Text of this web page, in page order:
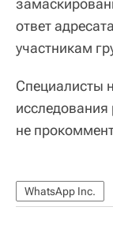
ответ
участникам
Специалисты
исследования
не
WhatsApp Inc.